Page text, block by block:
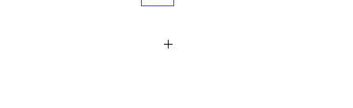
fiyat?na bask? ?creti dahil de?